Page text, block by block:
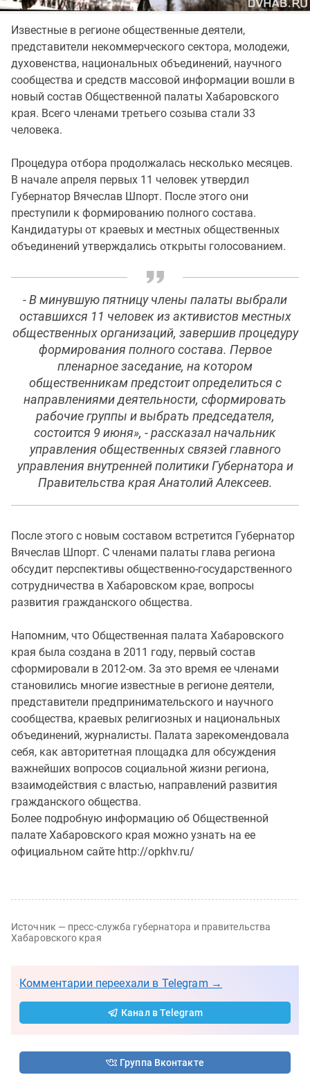
Известные в регионе общественные деятели,
представители некоммерческого сектора, молодежи,
духовенства, национальных объединений, научного
сообщества и средств массовой информации вошли в
новый состав Общественной палаты Хабаровского
края. Всего членами третьего созыва стали 33
человека.
Процедура отбора продолжалась несколько месяцев.
В начале апреля первых 11 человек утвердил
Губернатор Вячеслав Шпорт. После этого они
преступили к формированию полного состава.
Кандидатуры от краевых и местных общественных
объединений утверждались открыты голосованием.
- В минувшую пятницу члены палаты выбрали
оставшихся 11 человек из активистов местных
общественных организаций, завершив процедуру
формирования полного состава. Первое
пленарное заседание, на котором
общественникам предстоит определиться с
направлениями деятельности, сформировать
рабочие группы и выбрать председателя,
состоится 9 июня», - рассказал начальник
управления общественных связей главного
управления внутренней политики Губернатора и
Правительства края Анатолий Алексеев.
После этого с новым составом встретится Губернатор
Вячеслав Шпорт. С членами палаты глава региона
обсудит перспективы общественно-государственного
сотрудничества в Хабаровском крае, вопросы
развития гражданского общества.
Напомним, что Общественная палата Хабаровского
края была создана в 2011 году, первый состав
сформировали в 2012-ом. За это время ее членами
становились многие известные в регионе деятели,
представители предпринимательского и научного
сообщества, краевых религиозных и национальных
объединений, журналисты. Палата зарекомендовала
себя, как авторитетная площадка для обсуждения
важнейших вопросов социальной жизни региона,
взаимодействия с властью, направлений развития
гражданского общества.
Более подробную информацию об Общественной
палате Хабаровского края можно узнать на ее
официальном сайте http://opkhv.ru/
Источник — пресс-служба губернатора и правительства
Хабаровского края
Комментарии переехали в Telegram →
Канал в Telegram
Группа Вконтакте